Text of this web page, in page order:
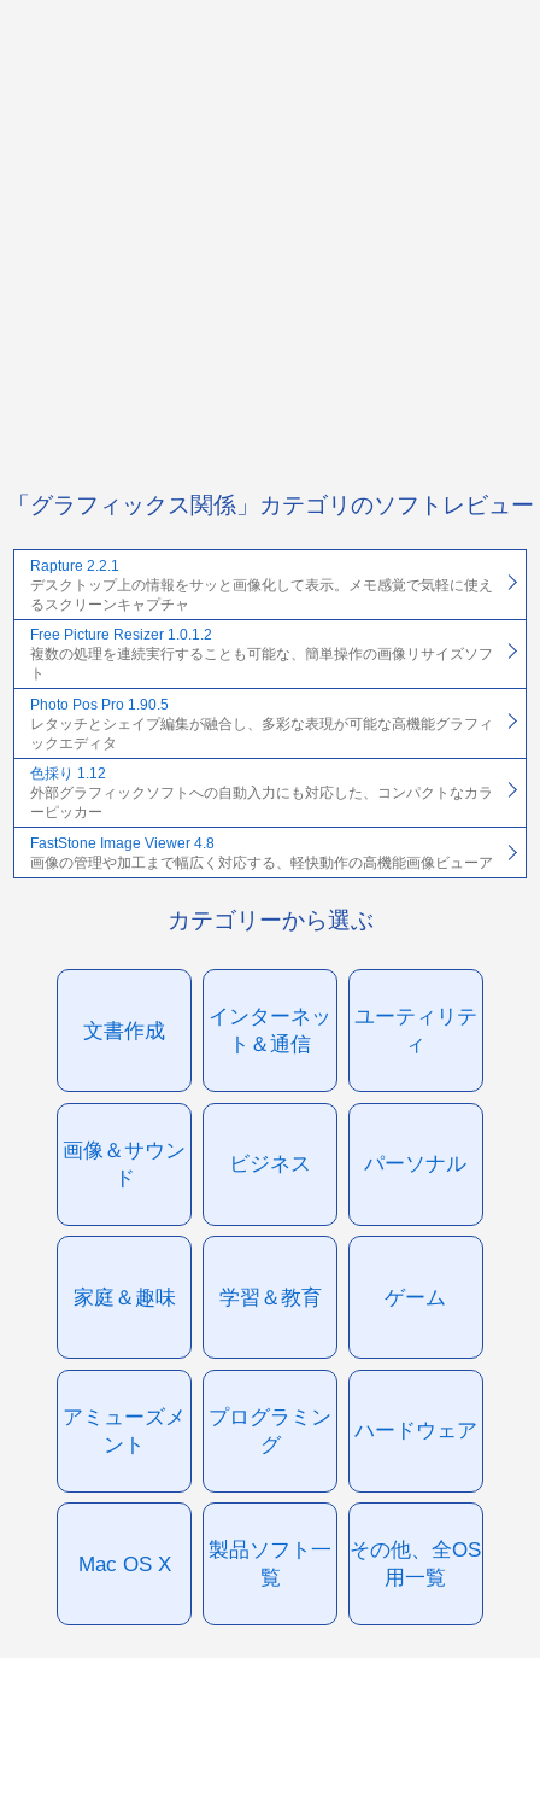
「グラフィックス関係」カテゴリのソフトレビュー
Rapture 2.2.1
デスクトップ上の情報をサッと画像化して表示。メモ感覚で気軽に使え
るスクリーンキャプチャ
Free Picture Resizer 1.0.1.2
複数の処理を連続実行することも可能な、簡単操作の画像リサイズソフ
ト
Photo Pos Pro 1.90.5
レタッチとシェイプ編集が融合し、多彩な表現が可能な高機能グラフィ
ックエディタ
色採り 1.12
外部グラフィックソフトへの自動入力にも対応した、コンパクトなカラ
ーピッカー
FastStone Image Viewer 4.8
画像の管理や加工まで幅広く対応する、軽快動作の高機能画像ビューア
カテゴリーから選ぶ
文書作成
インターネッ
ト＆通信
ユーティリテ
ィ
画像＆サウン
ド
ビジネス パーソナル
家庭＆趣味 学習＆教育 ゲーム
アミューズメ
ント
プログラミン
グ
ハードウェア
Mac OS X
製品ソフト一
覧
その他、全OS
用一覧